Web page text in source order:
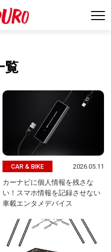
覧
CAR & BIKE 2026.05.11
カーナビに個人情報を残さな
い！スマホ情報を記録させない
車載エンタメデバイス